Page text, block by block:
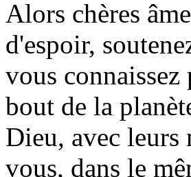
Alors chères
d'espoir,
vous
bout de la
Dieu, avec leurs
vous, dans le